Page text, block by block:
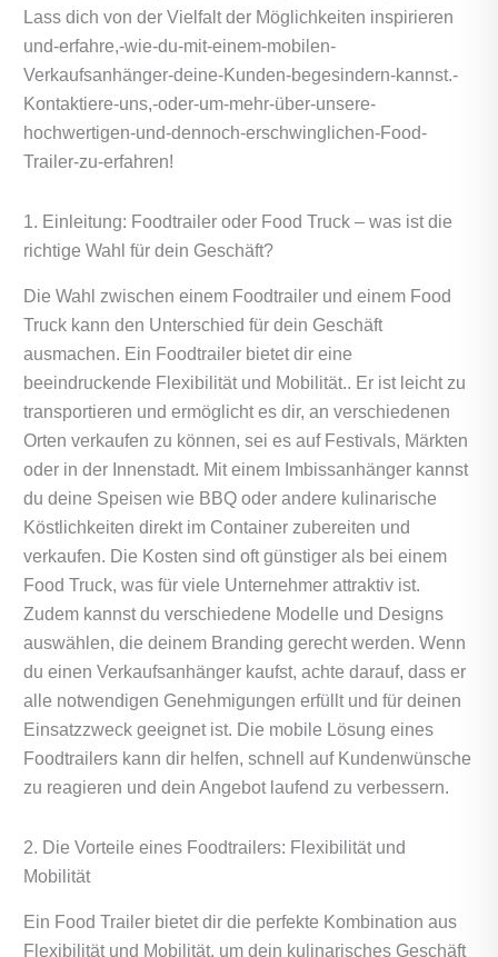
Lass dich von der Vielfalt der Möglichkeiten inspirieren
und-erfahre,-wie-du-mit-einem-mobilen-
Verkaufsanhänger-deine-Kunden-begesindern-kannst.-
Kontaktiere-uns,-oder-um-mehr-über-unsere-
hochwertigen-und-dennoch-erschwinglichen-Food-
Trailer-zu-erfahren!
1. Einleitung: Foodtrailer oder Food Truck – was ist die
richtige Wahl für dein Geschäft?
Die Wahl zwischen einem Foodtrailer und einem Food
Truck kann den Unterschied für dein Geschäft
ausmachen. Ein Foodtrailer bietet dir eine
beeindruckende Flexibilität und Mobilität.. Er ist leicht zu
transportieren und ermöglicht es dir, an verschiedenen
Orten verkaufen zu können, sei es auf Festivals, Märkten
oder in der Innenstadt. Mit einem Imbissanhänger kannst
du deine Speisen wie BBQ oder andere kulinarische
Köstlichkeiten direkt im Container zubereiten und
verkaufen. Die Kosten sind oft günstiger als bei einem
Food Truck, was für viele Unternehmer attraktiv ist.
Zudem kannst du verschiedene Modelle und Designs
auswählen, die deinem Branding gerecht werden. Wenn
du einen Verkaufsanhänger kaufst, achte darauf, dass er
alle notwendigen Genehmigungen erfüllt und für deinen
Einsatzzweck geeignet ist. Die mobile Lösung eines
Foodtrailers kann dir helfen, schnell auf Kundenwünsche
zu reagieren und dein Angebot laufend zu verbessern.
2. Die Vorteile eines Foodtrailers: Flexibilität und
Mobilität
Ein Food Trailer bietet dir die perfekte Kombination aus
Flexibilität und Mobilität, um dein kulinarisches Geschäft